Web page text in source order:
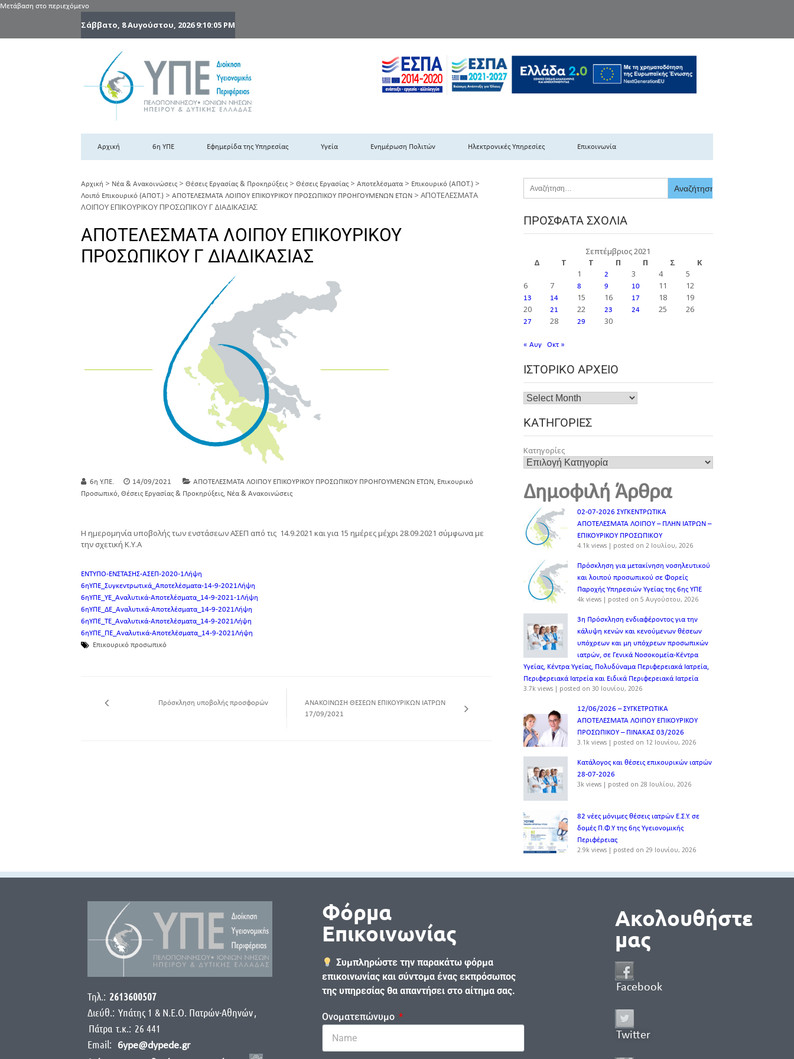
Μετάβαση στο περιεχόμενο
Σάββατο, 8 Αυγούστου, 20269:10:05 PM
6η Υγειονομική Περιφέρεια Πελοποννήσου- Ιονίων Νήσων-Ηπείρου & Δυτικής Ελλάδας
Αρχική 6η ΥΠΕ Εφημερίδα της Υπηρεσίας Υγεία Ενημέρωση Πολιτών Ηλεκτρονικές Υπηρεσίες Επικοινωνία
Αρχική > Νέα & Ανακοινώσεις > Θέσεις Εργασίας & Προκηρύξεις > Θέσεις Εργασίας > Αποτελέσματα > Επικουρικό (ΑΠΟΤ.) >
Λοιπό Επικουρικό (ΑΠΟΤ.) > ΑΠΟΤΕΛΕΣΜΑΤΑ ΛΟΙΠΟΥ ΕΠΙΚΟΥΡΙΚΟΥ ΠΡΟΣΩΠΙΚΟΥ ΠΡΟΗΓΟΥΜΕΝΩΝ ΕΤΩΝ > ΑΠΟΤΕΛΕΣΜΑΤΑ
ΛΟΙΠΟΥ ΕΠΙΚΟΥΡΙΚΟΥ ΠΡΟΣΩΠΙΚΟΥ Γ ΔΙΑΔΙΚΑΣΙΑΣ
ΑΠΟΤΕΛΕΣΜΑΤΑ ΛΟΙΠΟΥ ΕΠΙΚΟΥΡΙΚΟΥ
ΠΡΟΣΩΠΙΚΟΥ Γ ΔΙΑΔΙΚΑΣΙΑΣ
6η Υ.ΠΕ. 14/09/2021 ΑΠΟΤΕΛΕΣΜΑΤΑ ΛΟΙΠΟΥ ΕΠΙΚΟΥΡΙΚΟΥ ΠΡΟΣΩΠΙΚΟΥ ΠΡΟΗΓΟΥΜΕΝΩΝ ΕΤΩΝ, Επικουρικό
Προσωπικό, Θέσεις Εργασίας & Προκηρύξεις, Νέα & Ανακοινώσεις
Η ημερομηνία υποβολής των ενστάσεων ΑΣΕΠ από τις 14.9.2021 και για 15 ημέρες μέχρι 28.09.2021 σύμφωνα με
την σχετική Κ.Υ.Α
ΕΝΤΥΠΟ-ΕΝΣΤΑΣΗΣ-ΑΣΕΠ-2020-1Λήψη
6ηΥΠΕ_Συγκεντρωτικά_Αποτελέσματα-14-9-2021Λήψη
6ηΥΠΕ_ΥΕ_Αναλυτικά-Αποτελέσματα_14-9-2021-1Λήψη
6ηΥΠΕ_ΔΕ_Αναλυτικά-Αποτελέσματα_14-9-2021Λήψη
6ηΥΠΕ_ΤΕ_Αναλυτικά-Αποτελέσματα_14-9-2021Λήψη
6ηΥΠΕ_ΠΕ_Αναλυτικά-Αποτελέσματα_14-9-2021Λήψη
Επικουρικό προσωπικό
Πρόσκληση υποβολής προσφορών
ΑΝΑΚΟΙΝΩΣΗ ΘΕΣΕΩΝ ΕΠΙΚΟΥΡΙΚΩΝ ΙΑΤΡΩΝ
17/09/2021
ΠΡΌΣΦΑΤΑ ΣΧΌΛΙΑ
Σεπτέμβριος 2021
Δ
Τ Τ Π Π Σ
Κ
1
2 3 4
5
6
7 8 9 10 11 12
13 14 15 16 17 18
19
20
21 22 23 24 25 26
27 28 29 30
« Αυγ Οκτ »
ΙΣΤΟΡΙΚΌ ΑΡΧΕΊΟ
ΚΑΤΗΓΟΡΊΕΣ
Κατηγορίες
Δημοφιλή Άρθρα
02-07-2026 ΣΥΓΚΕΝΤΡΩΤΙΚΑ
ΑΠΟΤΕΛΕΣΜΑΤΑ ΛΟΙΠΟΥ – ΠΛΗΝ ΙΑΤΡΩΝ –
ΕΠΙΚΟΥΡΙΚΟΥ ΠΡΟΣΩΠΙΚOY
4.1k views | posted on 2 Ιουλίου, 2026
Πρόσκληση για μετακίνηση νοσηλευτικού
και λοιπού προσωπικού σε Φορείς
Παροχής Υπηρεσιών Υγείας της 6ης ΥΠΕ
4k views | posted on 5 Αυγούστου, 2026
3η Πρόσκληση ενδιαφέροντος για την
κάλυψη κενών και κενούμενων θέσεων
υπόχρεων και μη υπόχρεων προσωπικών
ιατρών, σε Γενικά Νοσοκομεία-Κέντρα
Υγείας, Κέντρα Υγείας, Πολυδύναμα Περιφερειακά Ιατρεία,
Περιφερειακά Ιατρεία και Ειδικά Περιφερειακά Ιατρεία
3.7k views | posted on 30 Ιουνίου, 2026
12/06/2026 – ΣΥΓΚΕΤΡΩΤΙΚΑ
ΑΠΟΤΕΛΕΣΜΑΤΑ ΛΟΙΠΟΥ ΕΠΙΚΟΥΡΙΚΟΥ
ΠΡΟΣΩΠΙΚΟΥ – ΠΙΝΑΚΑΣ 03/2026
3.1k views | posted on 12 Ιουνίου, 2026
Κατάλογος και θέσεις επικουρικών ιατρών
28-07-2026
3k views | posted on 28 Ιουλίου, 2026
82 νέες μόνιμες θέσεις ιατρών Ε.Σ.Υ. σε
δομές Π.Φ.Υ της 6ης Υγειονομικής
Περιφέρειας
2.9k views | posted on 29 Ιουνίου, 2026
Τηλ.: 2613600507
Διεύθ.: Yπάτης 1 & Ν.Ε.Ο. Πατρών-Αθηνών,
Πάτρα τ.κ.: 26 441
Email:
6ype@dypede.gr
Φόρμα
Επικοινωνίας
Συμπληρώστε την παρακάτω φόρμα
επικοινωνίας και σύντομα ένας εκπρόσωπος
της υπηρεσίας θα απαντήσει στο αίτημα σας.
Ονοματεπώνυμο
Ακολουθήστε
μας
Facebook
Twitter